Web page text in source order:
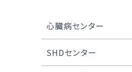
About
心臓病センター
心臓病センターにつ
いて
SHDセンター